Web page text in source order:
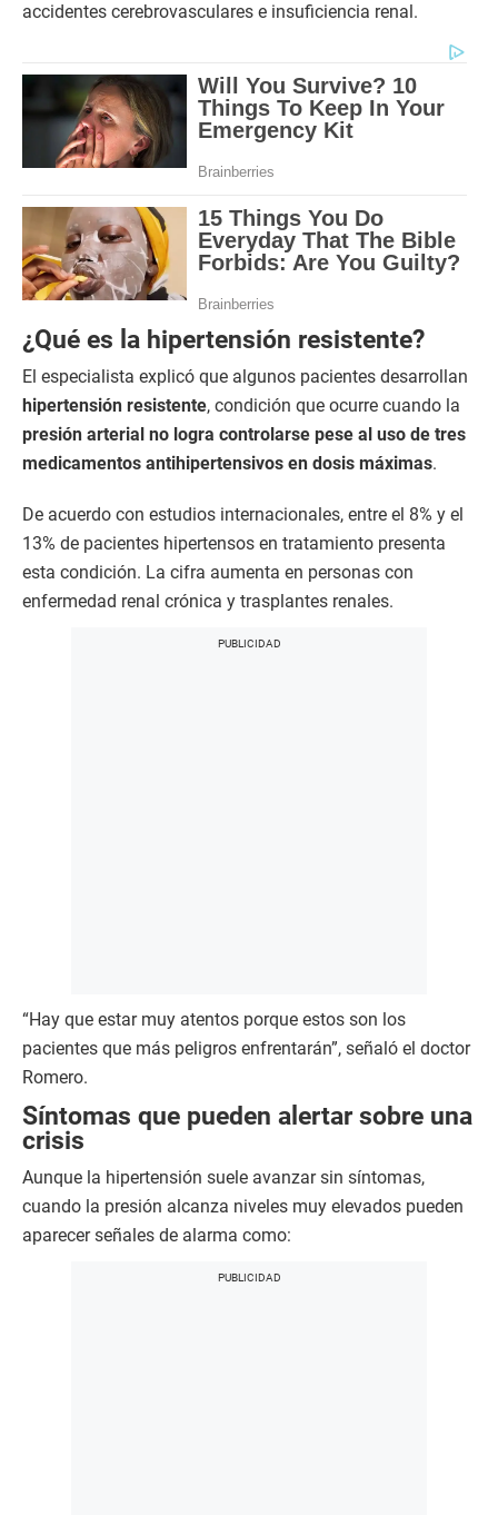
accidentes cerebrovasculares e insuficiencia renal.
¿Qué es la hipertensión resistente?
El especialista explicó que algunos pacientes desarrollan
hipertensión resistente, condición que ocurre cuando la
presión arterial no logra controlarse pese al uso de tres
medicamentos antihipertensivos en dosis máximas.
De acuerdo con estudios internacionales, entre el 8% y el
13% de pacientes hipertensos en tratamiento presenta
esta condición. La cifra aumenta en personas con
enfermedad renal crónica y trasplantes renales.
“Hay que estar muy atentos porque estos son los
pacientes que más peligros enfrentarán”, señaló el doctor
Romero.
Síntomas que pueden alertar sobre una
crisis
Aunque la hipertensión suele avanzar sin síntomas,
cuando la presión alcanza niveles muy elevados pueden
aparecer señales de alarma como: